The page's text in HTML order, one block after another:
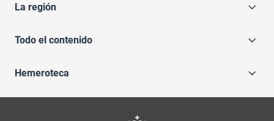
La región
Todo el contenido
Hemeroteca